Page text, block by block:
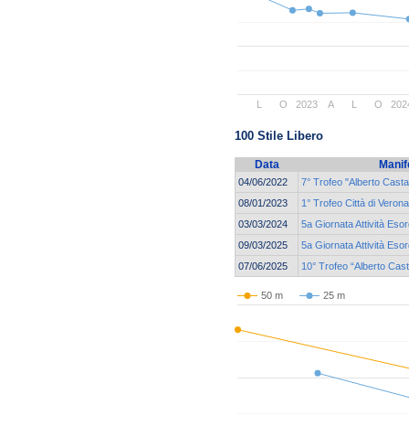
2023
L O A L O
100 Stile Libero
Data
04/06/2022
7° Trofeo "Alberto
08/01/2023
1° Trofeo Città di Verona
03/03/2024
5a Giornata Attività
09/03/2025
5a Giornata Attività
07/06/2025
10° Trofeo “Alberto
50 m 25 m